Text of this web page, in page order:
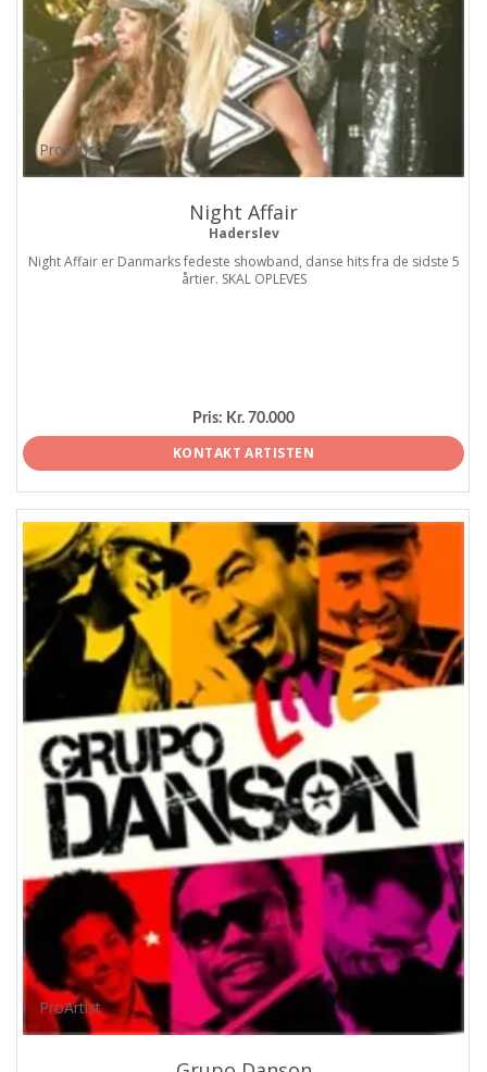
ProArtist
Night Affair
Haderslev
Night Affair er Danmarks fedeste showband, danse hits fra de sidste 5
årtier. SKAL OPLEVES
Pris: Kr. 70.000
KONTAKT ARTISTEN
ProArtist